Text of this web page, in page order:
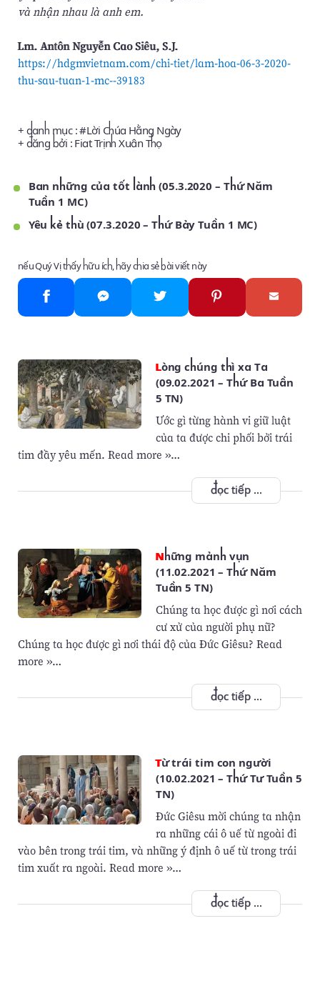
và nhận nhau là anh em.
Lm. Antôn Nguyễn Cao Siêu, S.J.
https://hdgmvietnam.com/chi-tiet/lam-hoa-06-3-2020-
thu-sau-tuan-1-mc--39183
+ danh mục : #Lời Chúa Hằng Ngày
+ đăng bởi : Fiat Trịnh Xuân Thọ
Ban những của tốt lành (05.3.2020 – Thứ Năm
Tuần 1 MC)
Yêu kẻ thù (07.3.2020 – Thứ Bảy Tuần 1 MC)
nếu Quý Vị thấy hữu ích, hãy chia sẻ bài viết này
Lòng chúng thì xa Ta
(09.02.2021 – Thứ Ba Tuần
5 TN)
Ước gì từng hành vi giữ luật
của ta được chi phối bởi trái
tim đầy yêu mến. Read more »…
đọc tiếp ...
Những mảnh vụn
(11.02.2021 – Thứ Năm
Tuần 5 TN)
Chúng ta học được gì nơi cách
cư xử của người phụ nữ?
Chúng ta học được gì nơi thái độ của Đức Giêsu? Read
more »…
đọc tiếp ...
Từ trái tim con người
(10.02.2021 – Thứ Tư Tuần 5
TN)
Đức Giêsu mời chúng ta nhận
ra những cái ô uế từ ngoài đi
vào bên trong trái tim, và những ý định ô uế từ trong trái
tim xuất ra ngoài. Read more »…
đọc tiếp ...